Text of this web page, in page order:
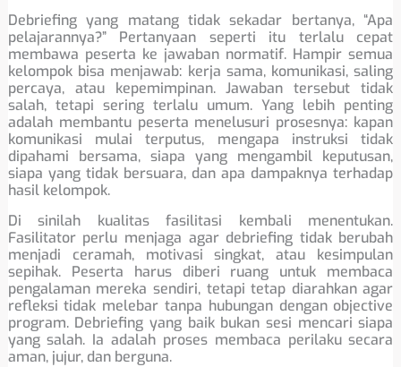
Debriefing yang matang tidak sekadar bertanya, “Apa
pelajarannya?” Pertanyaan seperti itu terlalu cepat
membawa peserta ke jawaban normatif. Hampir semua
kelompok bisa menjawab: kerja sama, komunikasi, saling
percaya, atau kepemimpinan. Jawaban tersebut tidak
salah, tetapi sering terlalu umum. Yang lebih penting
adalah membantu peserta menelusuri prosesnya: kapan
komunikasi mulai terputus, mengapa instruksi tidak
dipahami bersama, siapa yang mengambil keputusan,
siapa yang tidak bersuara, dan apa dampaknya terhadap
hasil kelompok.
Di sinilah kualitas fasilitasi kembali menentukan.
Fasilitator perlu menjaga agar debriefing tidak berubah
menjadi ceramah, motivasi singkat, atau kesimpulan
sepihak. Peserta harus diberi ruang untuk membaca
pengalaman mereka sendiri, tetapi tetap diarahkan agar
refleksi tidak melebar tanpa hubungan dengan objective
program. Debriefing yang baik bukan sesi mencari siapa
yang salah. Ia adalah proses membaca perilaku secara
aman, jujur, dan berguna.